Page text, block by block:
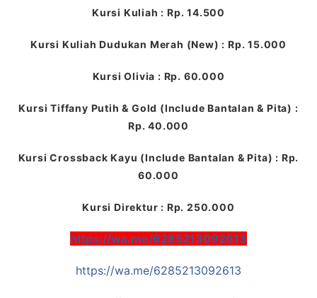
Kursi Kuliah : Rp. 14.500
Kursi Kuliah Dudukan Merah (New) : Rp. 15.000
Kursi Olivia : Rp. 60.000
Kursi Tiffany Putih & Gold (Include Bantalan & Pita) :
Rp. 40.000
Kursi Crossback Kayu (Include Bantalan & Pita) : Rp.
60.000
Kursi Direktur : Rp. 250.000
https://wa.me/6285213092613
https://wa.me/6285213092613